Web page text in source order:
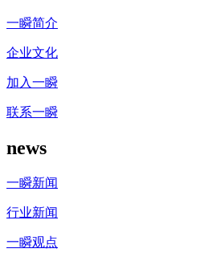
一瞬简介
企业文化
加入一瞬
联系一瞬
news
一瞬新闻
行业新闻
一瞬观点